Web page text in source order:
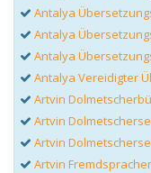
Antalya
Antalya
Antalya
Antalya Vereidigter
Artvin
Artvin
Artvin
Artvin